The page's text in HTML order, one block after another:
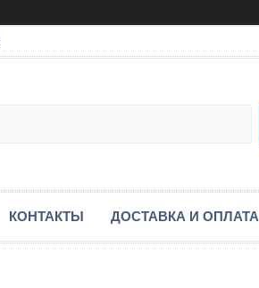
КОНТАКТЫ ДОСТАВКА И ОПЛАТА